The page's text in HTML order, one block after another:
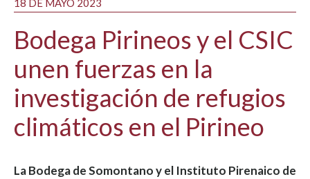
18 DE MAYO 2023
Bodega Pirineos y el CSIC
unen fuerzas en la
investigación de refugios
climáticos en el Pirineo
La Bodega de Somontano y el Instituto Pirenaico de